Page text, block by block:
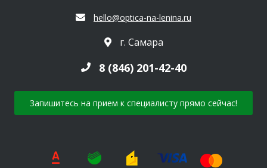
hello@optica-na-lenina.ru
г. Самара
8 (846) 201-42-40
Запишитесь на прием к специалисту прямо сейчас!